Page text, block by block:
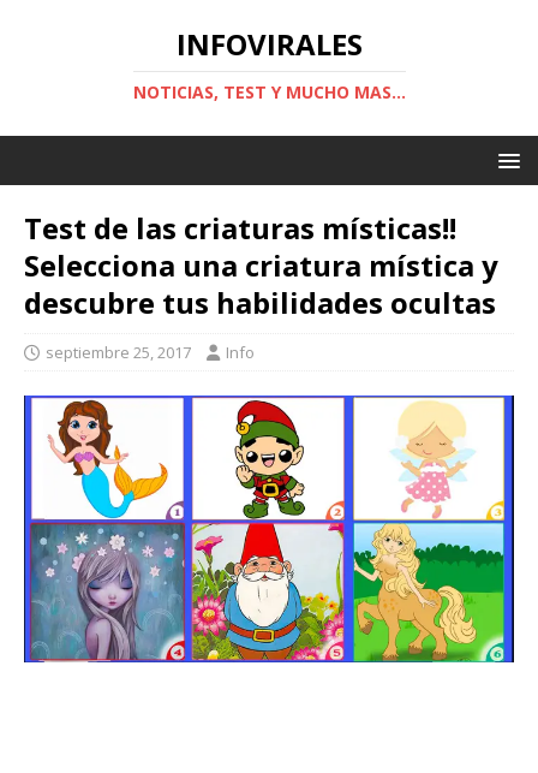
INFOVIRALES
NOTICIAS, TEST Y MUCHO MAS...
Test de las criaturas místicas!!
Selecciona una criatura mística y
descubre tus habilidades ocultas
septiembre 25, 2017 Info